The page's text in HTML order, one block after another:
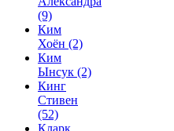
(9)
Ким
Хоён (2)
Ким
Ынсук (2)
Кинг
Стивен
(52)